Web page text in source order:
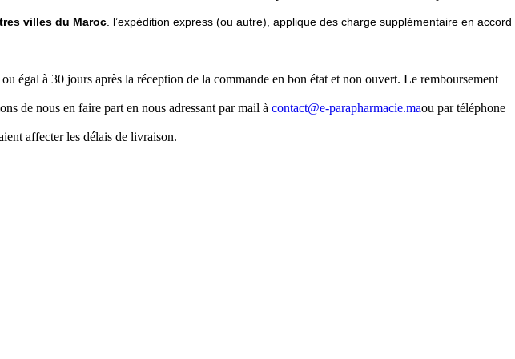
villes du Maroc. l’expédition express (ou autre), applique des charge supplémentaire en accord
égal à 30 jours après la réception de la commande en bon état et non ouvert. Le remboursement
de nous en faire part en nous adressant par mail à contact@e-parapharmacie.maou par téléphone
affecter les délais de livraison.